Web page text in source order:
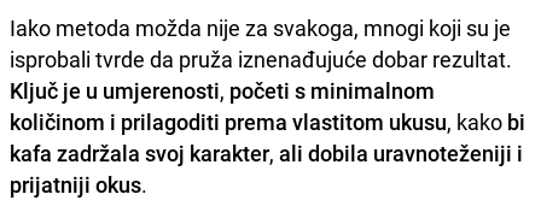
Iako metoda možda nije za svakoga, mnogi koji su je
isprobali tvrde da pruža iznenađujuće dobar rezultat.
Ključ je u umjerenosti, početi s minimalnom
količinom i prilagoditi prema vlastitom ukusu, kako bi
kafa zadržala svoj karakter, ali dobila uravnoteženiji i
prijatniji okus.